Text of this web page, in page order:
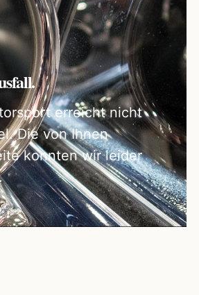
erreicht nicht
Die von Ihnen
konnten wir leider